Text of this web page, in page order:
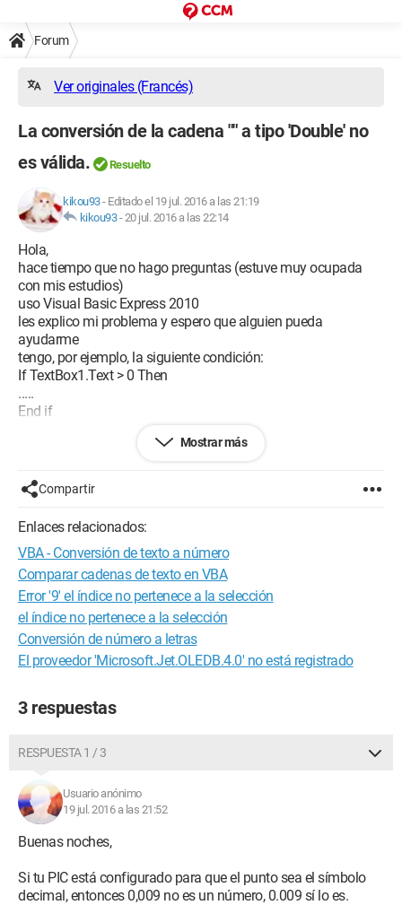
Forum
Ver originales (Francés)
La conversión de la cadena "" a tipo 'Double' no
es válida.
Resuelto
kikou93- Editado el 19 jul. 2016 a las 21:19
kikou93-20 jul. 2016 a las 22:14
Hola,
hace tiempo que no hago preguntas (estuve muy ocupada
con mis estudios)
uso Visual Basic Express 2010
les explico mi problema y espero que alguien pueda
ayudarme
tengo, por ejemplo, la siguiente condición:
If TextBox1.Text > 0 Then
.....
End if
pero muestra el siguiente error:
La conversión de la cadena "" a tipo 'Double' no es válida
If CInt(TextBox.Text) > 0
If Val(TextBox.Text) > 0
funciona, no aparece ningún error
pero el problema es que si TextBox1.Text = 0,009 el valor que
se tiene en cuenta es 0 y no 0,009
normalmente la condición se verifica
también probé con:
If CDbl(TextBox.Text) > 0
pero aparece el mismo error (La conversión de la cadena "" a
tipo 'Double' no es válida)
por favor ayúdenme y gracias de antemano por su ayuda
¡Cómo funciona es genial!
¡1000 gracias amigos!
Mostrar más
Compartir
Enlaces relacionados:
VBA - Conversión de texto a número
Comparar cadenas de texto en VBA
Error '9' el índice no pertenece a la selección
el índice no pertenece a la selección
Conversión de número a letras
El proveedor 'Microsoft.Jet.OLEDB.4.0' no está registrado
3 respuestas
RESPUESTA 1 / 3
Usuario anónimo
19 jul. 2016 a las 21:52
Buenas noches,
Si tu PIC está configurado para que el punto sea el símbolo
decimal, entonces 0,009 no es un número, 0.009 sí lo es.